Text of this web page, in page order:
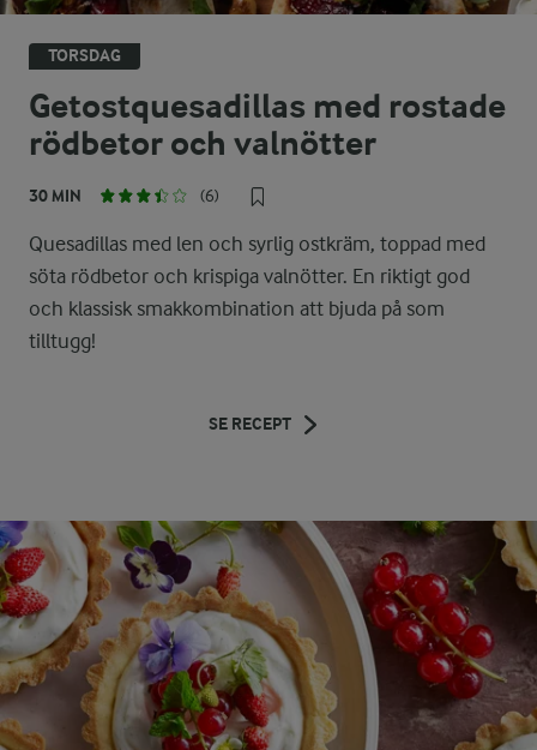
TORSDAG
Getostquesadillas med rostade
rödbetor och valnötter
30 MIN (6)
Quesadillas med len och syrlig ostkräm, toppad med
söta rödbetor och krispiga valnötter. En riktigt god
och klassisk smakkombination att bjuda på som
tilltugg!
SE RECEPT